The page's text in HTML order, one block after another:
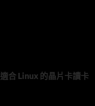
適合 Linux 的晶片卡讀卡